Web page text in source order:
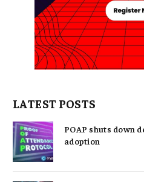
LATEST POSTS
POAP shuts down
adoption